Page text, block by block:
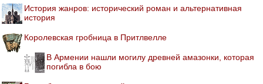
История жанров: исторический роман и альтернативная
история
Королевская гробница в Притлвелле
В Армении нашли могилу древней амазонки, которая
погибла в бою